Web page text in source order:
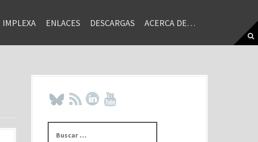
IMPLEXA ENLACES DESCARGAS ACERCA DE…